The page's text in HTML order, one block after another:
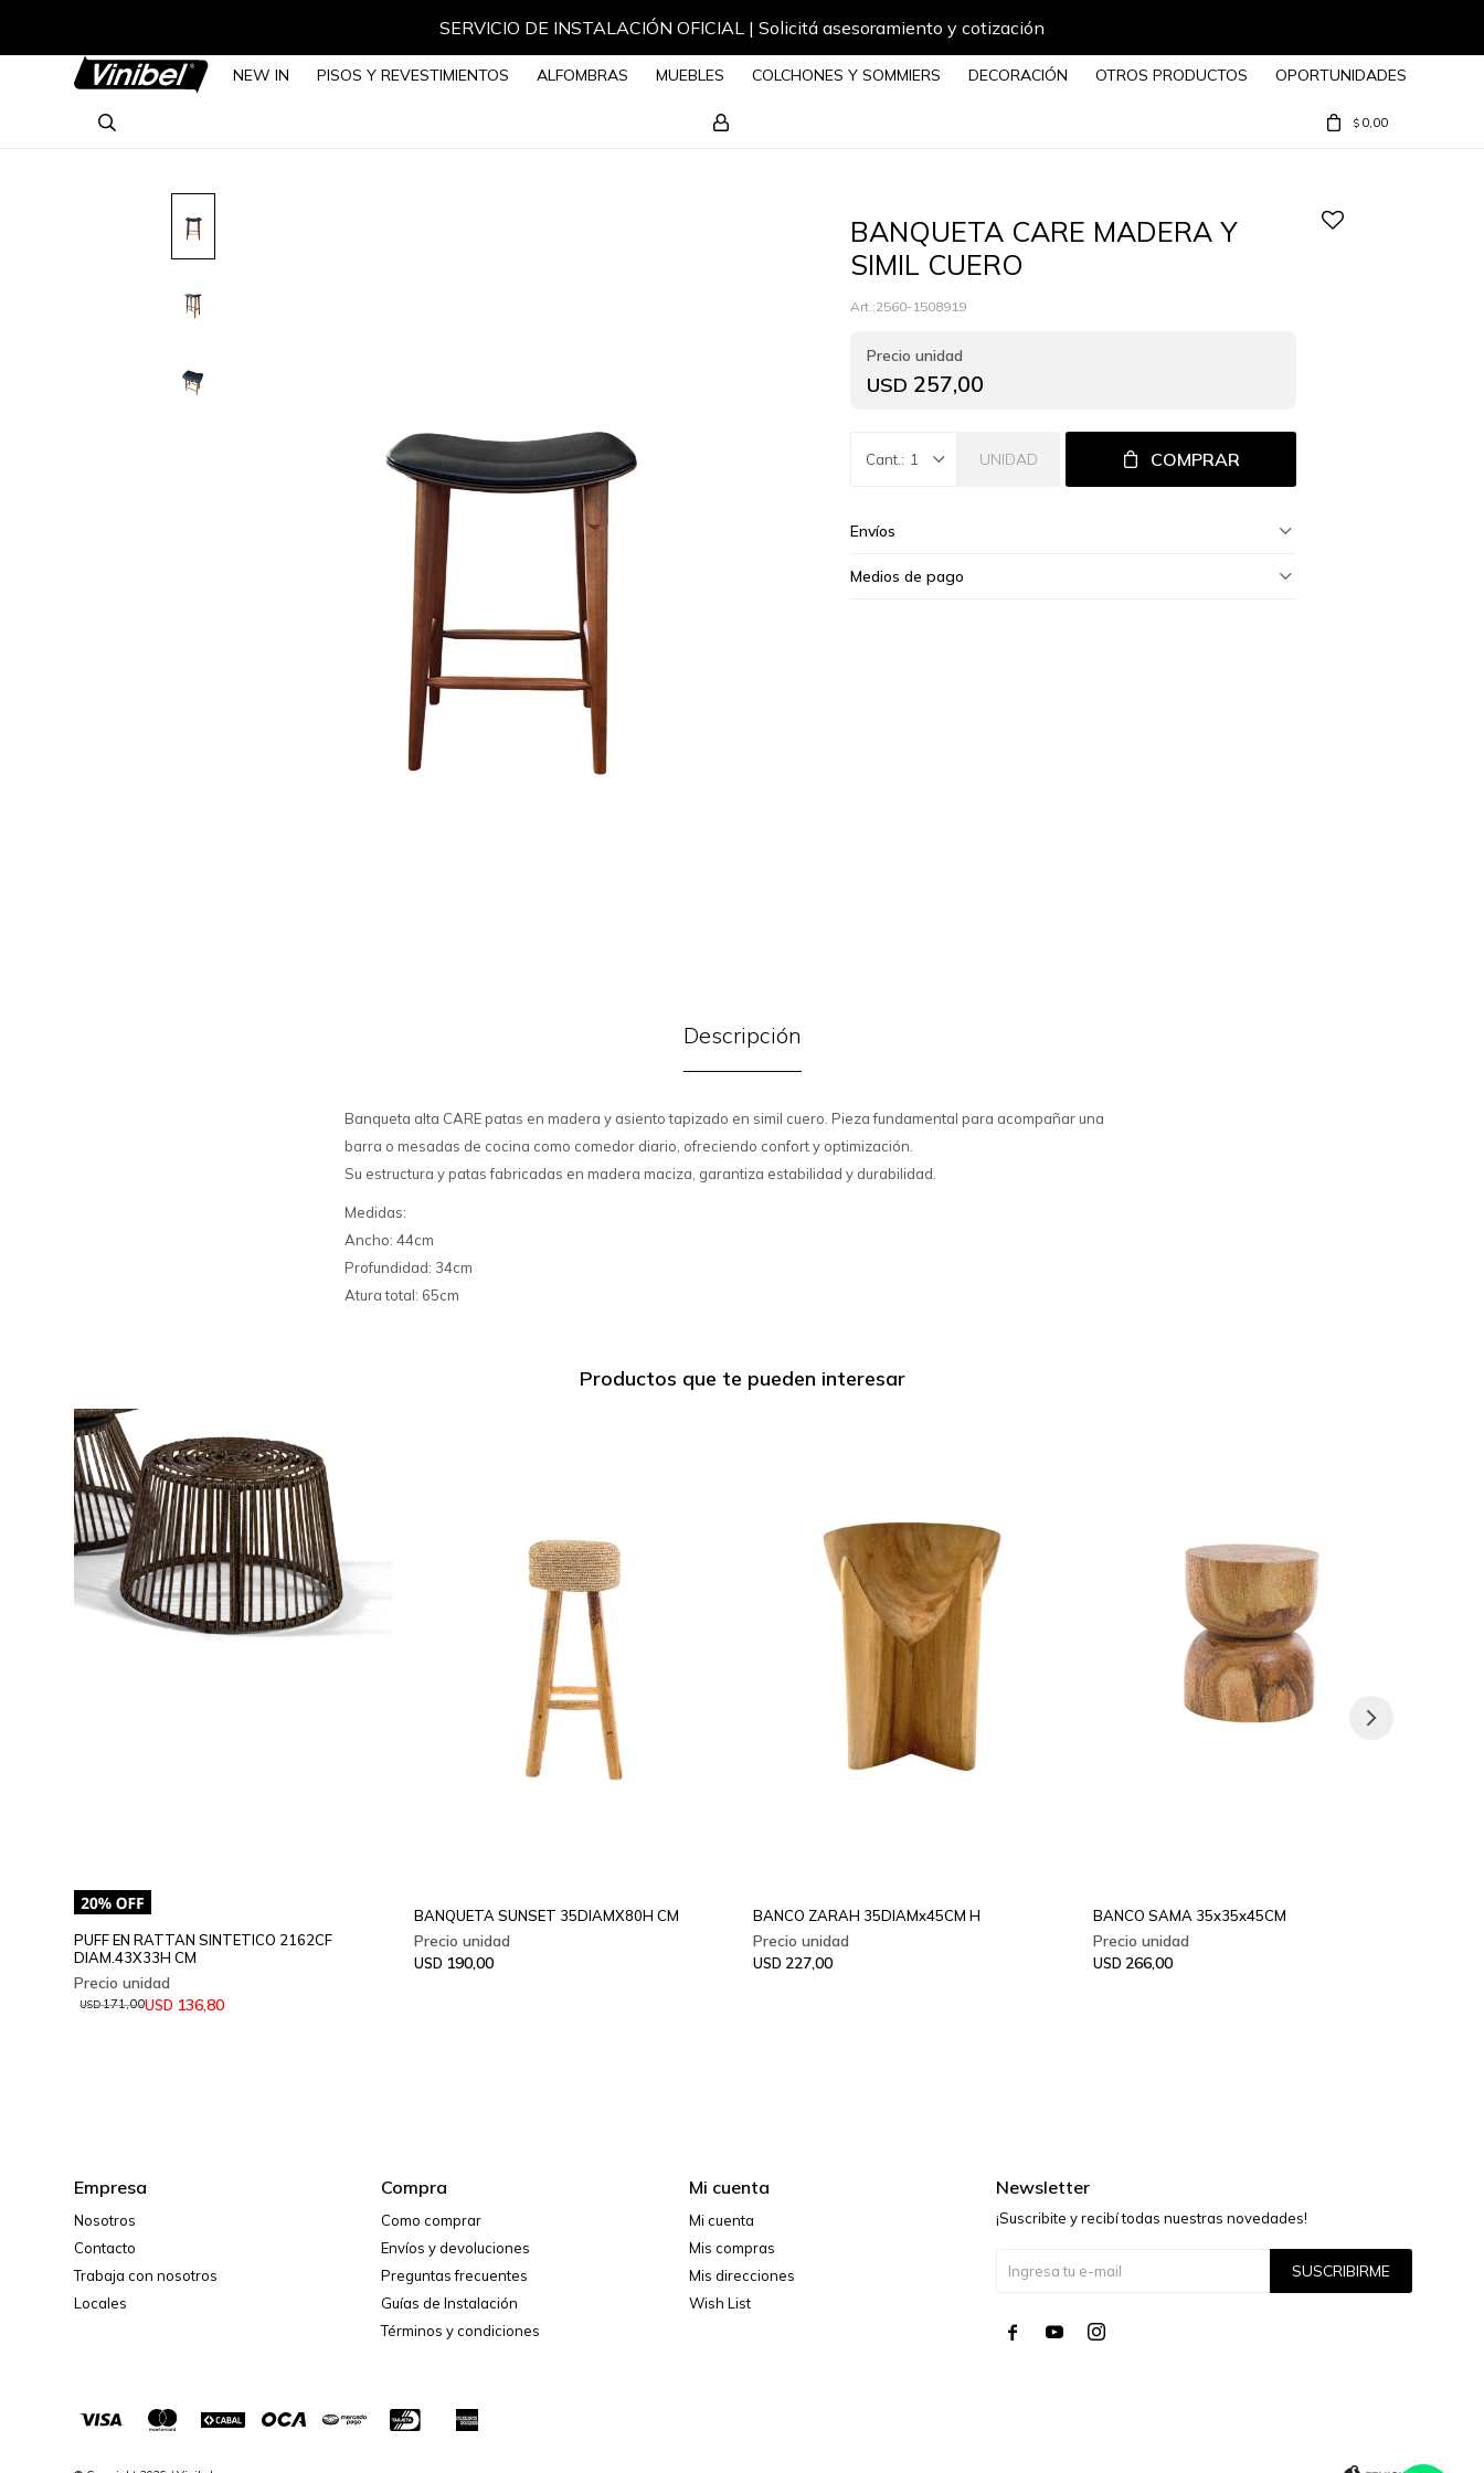
SERVICIO DE INSTALACIÓN OFICIAL | Solicitá asesoramiento y cotización
NEW IN PISOS Y REVESTIMIENTOS ALFOMBRAS MUEBLES COLCHONES Y SOMMIERS DECORACIÓN OTROS PRODUCTOS OPORTUNIDADES
$ 0,00
BANQUETA CARE MADERA Y
SIMIL CUERO
2560-1508919
USD 257,00
1 UNIDAD COMPRAR
Envíos
Medios de pago
Descripción
Banqueta alta CARE patas en madera y asiento tapizado en simil cuero. Pieza fundamental para acompañar una
barra o mesadas de cocina como comedor diario, ofreciendo confort y optimización.
Su estructura y patas fabricadas en madera maciza, garantiza estabilidad y durabilidad.
Medidas:
Ancho: 44cm
Profundidad: 34cm
Atura total: 65cm
Productos que te pueden interesar
PUFF EN RATTAN SINTETICO 2162CF
DIAM.43X33H CM
USD 136,80
USD171,00
BANQUETA SUNSET 35DIAMX80H CM
USD 190,00
BANCO ZARAH 35DIAMx45CM H
USD 227,00
BANCO SAMA 35x35x45CM
USD 266,00
Empresa
Nosotros
Contacto
Trabaja con nosotros
Locales
Compra
Como comprar
Envíos y devoluciones
Preguntas frecuentes
Guías de Instalación
Términos y condiciones
Mi cuenta
Mi cuenta
Mis compras
Mis direcciones
Wish List
Newsletter
¡Suscribite y recibí todas nuestras novedades!
SUSCRIBIRME
  